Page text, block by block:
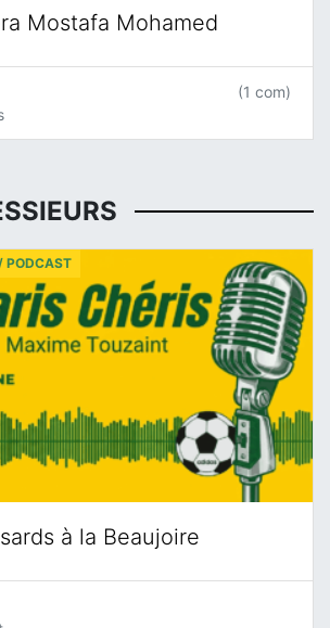
Mostafa Mohamed
(1 com)
à la Beaujoire
PODCAST